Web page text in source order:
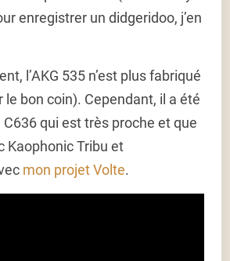
enregistrer un didgeridoo, j’en
l’AKG 535 n’est plus fabriqué
bon coin). Cependant, il a été
qui est très proche et que
Kaophonic Tribu et
mon projet Volte.